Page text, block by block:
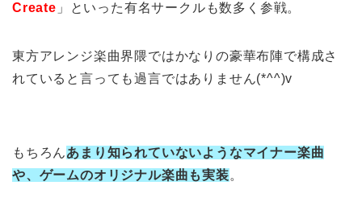
Create 」といった有名サークルも数多く参戦。
東方アレンジ楽曲界隈ではかなりの豪華布陣で構成さ
れていると言っても過言ではありません(*^^)v
もちろんあまり知られていないようなマイナー楽曲
や、ゲームのオリジナル楽曲も実装。